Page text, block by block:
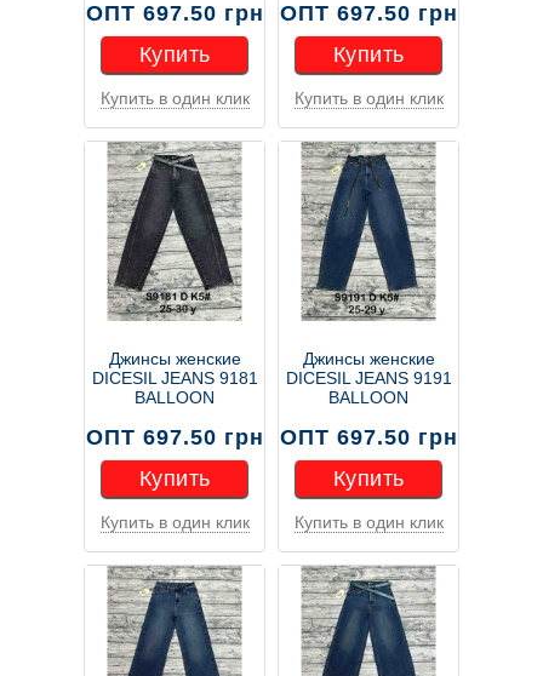
ОПТ 697.50 грн
Купить
Купить
Купить в один клик
ОПТ 697.50 грн
Купить
Купить
Купить в один клик
Джинсы женские
DICESIL JEANS 9181
BALLOON
ОПТ 697.50 грн
Купить
Купить
Купить в один клик
Джинсы женские
DICESIL JEANS 9191
BALLOON
ОПТ 697.50 грн
Купить
Купить
Купить в один клик